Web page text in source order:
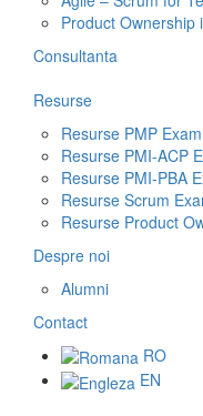
Product Ownership
Consultanta
Resurse
Resurse PMP Exam
Resurse PMI-ACP
Resurse PMI-PBA
Resurse Scrum
Resurse Product
Despre noi
Alumni
Contact
RO
EN